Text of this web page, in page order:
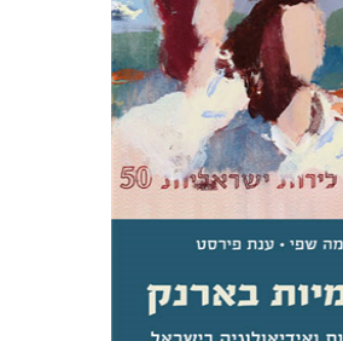
הנחת אתר ספר מודפס
$34
$31